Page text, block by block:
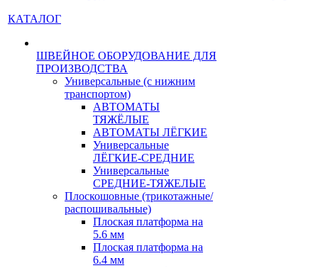
КАТАЛОГ
ШВЕЙНОЕ ОБОРУДОВАНИЕ ДЛЯ
ПРОИЗВОДСТВА
Универсальные (с нижним
транспортом)
АВТОМАТЫ
ТЯЖЁЛЫЕ
АВТОМАТЫ ЛЁГКИЕ
Универсальные
ЛЁГКИЕ-СРЕДНИЕ
Универсальные
СРЕДНИЕ-ТЯЖЕЛЫЕ
Плоскошовные (трикотажные/
распошивальные)
Плоская платформа на
5.6 мм
Плоская платформа на
6.4 мм